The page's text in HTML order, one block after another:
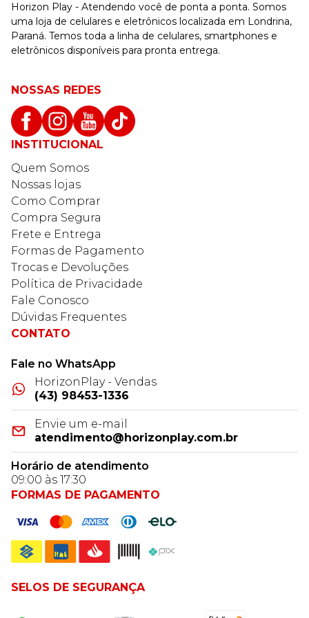
Horizon Play - Atendendo você de ponta a ponta. Somos
uma loja de celulares e eletrônicos localizada em Londrina,
Paraná. Temos toda a linha de celulares, smartphones e
eletrônicos disponíveis para pronta entrega.
NOSSAS REDES
INSTITUCIONAL
Quem Somos
Nossas lojas
Como Comprar
Compra Segura
Frete e Entrega
Formas de Pagamento
Trocas e Devoluções
Política de Privacidade
Fale Conosco
Dúvidas Frequentes
CONTATO
Fale no WhatsApp
HorizonPlay - Vendas
(43) 98453-1336
Envie um e-mail
atendimento@horizonplay.com.br
Horário de atendimento
09:00 às 17:30
FORMAS DE PAGAMENTO
SELOS DE SEGURANÇA